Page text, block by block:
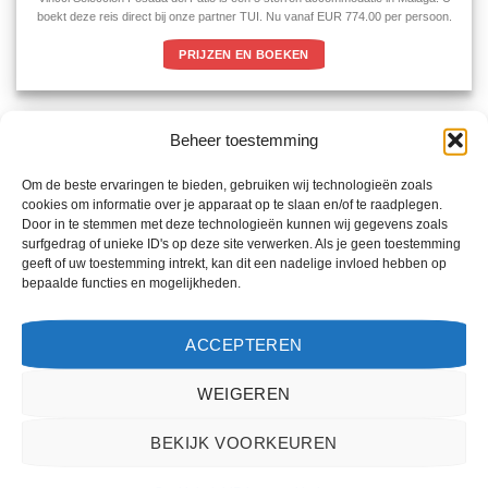
Beheer toestemming
Om de beste ervaringen te bieden, gebruiken wij technologieën zoals
cookies om informatie over je apparaat op te slaan en/of te raadplegen.
Door in te stemmen met deze technologieën kunnen wij gegevens zoals
surfgedrag of unieke ID's op deze site verwerken. Als je geen toestemming
geeft of uw toestemming intrekt, kan dit een nadelige invloed hebben op
bepaalde functies en mogelijkheden.
ACCEPTEREN
WEIGEREN
BEKIJK VOORKEUREN
boekt deze reis direct bij onze partner TUI. Nu vanaf EUR 774.00 per persoon.
PRIJZEN EN BOEKEN